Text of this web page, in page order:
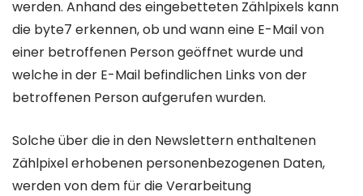
werden. Anhand des eingebetteten Zählpixels kann
die byte7 erkennen, ob und wann eine E-Mail von
einer betroffenen Person geöffnet wurde und
welche in der E-Mail befindlichen Links von der
betroffenen Person aufgerufen wurden.
Solche über die in den Newslettern enthaltenen
Zählpixel erhobenen personenbezogenen Daten,
werden von dem für die Verarbeitung